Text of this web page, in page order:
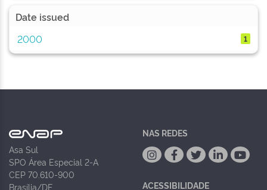
Date issued
2000
1
Asa Sul
SPO Área Especial 2-A
CEP 70.610-900
Brasília/DF
NAS REDES
ACESSIBILIDADE